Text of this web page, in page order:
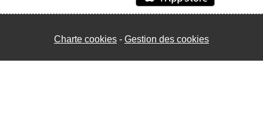
Charte cookies Gestion des cookies